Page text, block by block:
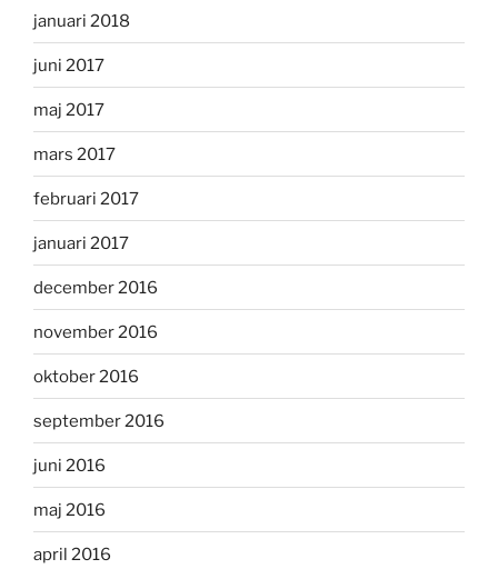
januari 2018
juni 2017
maj 2017
mars 2017
februari 2017
januari 2017
december 2016
november 2016
oktober 2016
september 2016
juni 2016
maj 2016
april 2016